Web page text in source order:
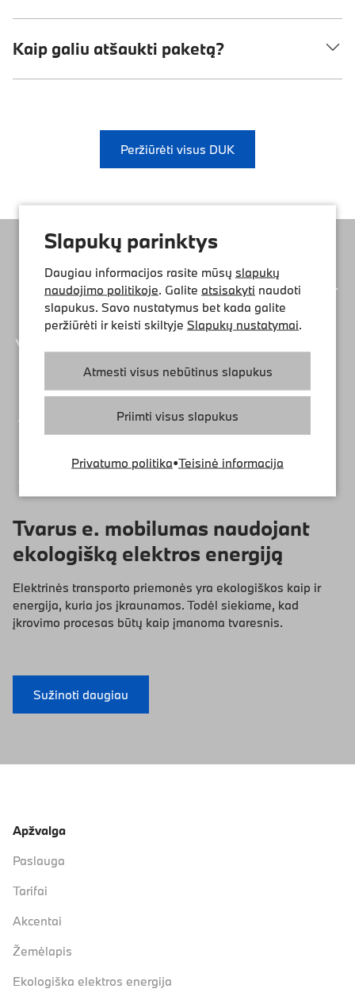
Kaip galiu atšaukti paketą?
Peržiūrėti visus DUK
Tvarus e. mobilumas naudojant
ekologišką elektros energiją
Elektrinės transporto priemonės yra ekologiškos kaip ir
energija, kuria jos įkraunamos. Todėl siekiame, kad
įkrovimo procesas būtų kaip įmanoma tvaresnis.
Sužinoti daugiau
Apžvalga
Paslauga
Tarifai
Akcentai
Žemėlapis
Ekologiška elektros energija
Slapukų parinktys
Daugiau informacijos rasite mūsų slapukų
naudojimo politikoje. Galite atsisakyti naudoti
slapukus. Savo nustatymus bet kada galite
peržiūrėti ir keisti skiltyje Slapukų nustatymai.
Atmesti visus nebūtinus slapukus
Priimti visus slapukus
Privatumo politika•Teisinė informacija